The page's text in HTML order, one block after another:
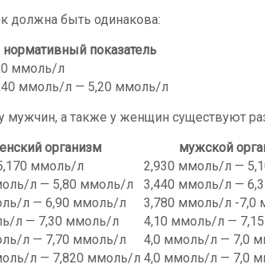
должна быть одинакова:
нормативный показатель
ммоль/л
ммоль/л — 5,20 ммоль/л
мужчин, а также у женщин существуют
организм
мужской
ммоль/л
2,930 ммоль/л —
л — 5,80 ммоль/л
3,440 ммоль/л —
л — 6,90 ммоль/л
3,780 ммоль/л -7,0
л — 7,30 ммоль/л
4,10 ммоль/л —
л — 7,70 ммоль/л
4,0 ммоль/л — 7,0
л — 7,820 ммоль/л 4,0 ммоль/л — 7,0